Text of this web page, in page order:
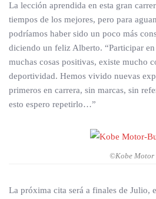
La lección aprendida en esta gran
tiempos de los mejores, pero para
podríamos haber sido un poco más
diciendo un feliz Alberto. “Participar en
muchas cosas positivas, existe mucho
deportividad. Hemos vivido nuevas
primeros en carrera, sin marcas, sin
esto espero repetirlo…”
©Kobe Motor
La próxima cita será a finales de Julio,